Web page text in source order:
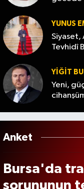
sı
tavırl
arı
dikka
t çekti
mbe
günü
Bursa
'da
hava
nasıl
olaca
k?
YUNUS
Siyaset,
Tevhidî
YİĞİT
Yeni,
Anket
Bursa'da
sorununun